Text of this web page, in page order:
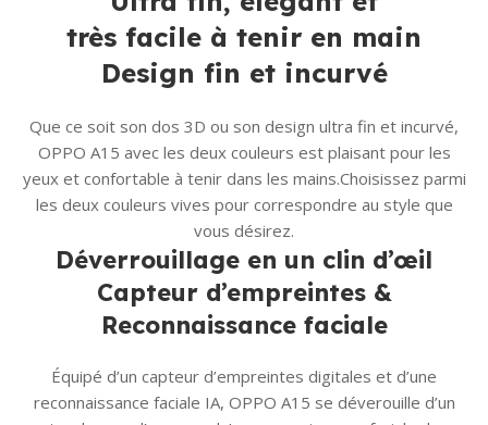
très facile à tenir en main
Design fin et incurvé
Que ce soit son dos 3D ou son design ultra fin et incurvé,
OPPO A15 avec les deux couleurs est plaisant pour les
yeux et confortable à tenir dans les mains.Choisissez parmi
les deux couleurs vives pour correspondre au style que
vous désirez.
Déverrouillage en un clin d’œil
Capteur d’empreintes &
Reconnaissance faciale
Équipé d’un capteur d’empreintes digitales et d’une
reconnaissance faciale IA, OPPO A15 se déverouille d’un